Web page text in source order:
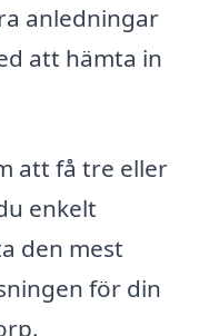
anledningar
att hämta in
att få tre eller
enkelt
den mest
för din